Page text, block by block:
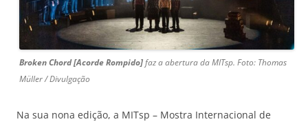
Broken Chord [Acorde Rompido]faz a abertura da MITsp. Foto: Thomas
Müller / Divulgação
Na sua nona edição, a MITsp – Mostra Internacional de